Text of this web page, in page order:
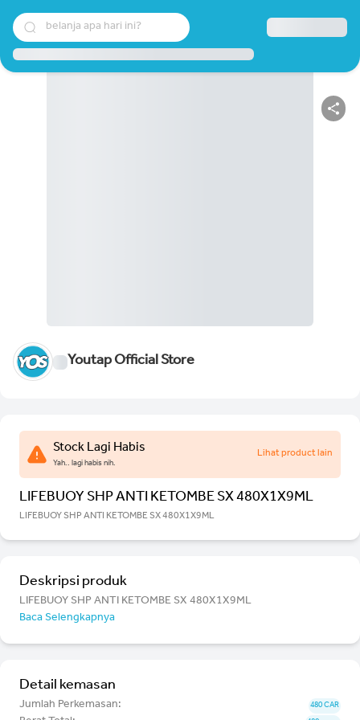
belanja apa hari ini?
Youtap Official Store
Stock Lagi Habis
Yah.. lagi habis nih.
Lihat product lain
LIFEBUOY SHP ANTI KETOMBE SX 480X1X9ML
LIFEBUOY SHP ANTI KETOMBE SX 480X1X9ML
Deskripsi produk
LIFEBUOY SHP ANTI KETOMBE SX 480X1X9ML
Baca Selengkapnya
Detail kemasan
Jumlah Perkemasan: 480 CAR